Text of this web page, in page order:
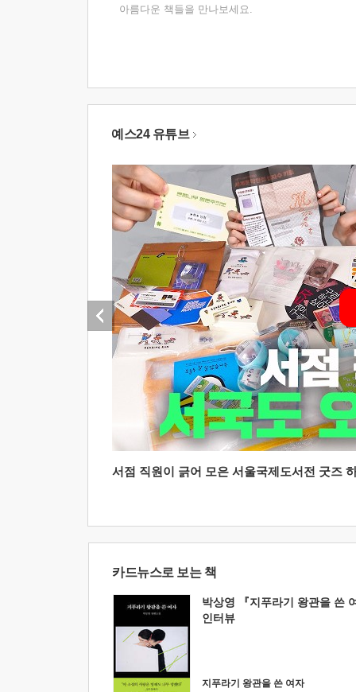
아름다운 책들을 만나보세요.
예스24 유튜브
서점 직원이 긁어 모은 서울국제도서전 굿즈
카드뉴스로 보는 책
박상영 『지푸라기 왕관을 쓴
인터뷰
지푸라기 왕관을 쓴 여자